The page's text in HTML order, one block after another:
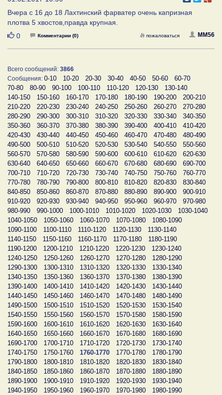
Вчера с 16 до 18 Лахтинский фарватер очень капризная
плотва 5 хвостов,правда крупная.
Нравится
0 Комментарии (0) MM56
пожаловаться
Всего сообщений: 3866
Сообщения: 0-10 10-20 20-30 30-40 40-50 50-60
60-70
70-80
80-90 90-100 100-110 110-120 120-130
130-140
140-150
150-160 160-170 170-180 180-190 190-200
200-210
210-220
220-230 230-240 240-250 250-260 260-270
270-280
280-290
290-300 300-310 310-320 320-330 330-340
340-350
350-360
360-370 370-380 380-390 390-400 400-410
410-420
420-430
430-440 440-450 450-460 460-470 470-480
480-490
490-500
500-510 510-520 520-530 530-540 540-550
550-560
560-570
570-580 580-590 590-600 600-610 610-620
620-630
630-640
640-650 650-660 660-670 670-680 680-690
690-700
700-710
710-720 720-730 730-740 740-750 750-760
760-770
770-780
780-790 790-800 800-810 810-820 820-830
830-840
840-850
850-860 860-870 870-880 880-890 890-900
900-910
910-920
920-930 930-940 940-950 950-960 960-970
970-980
980-990
990-1000 1000-1010 1010-1020 1020-1030
1030-1040
1040-1050
1050-1060 1060-1070 1070-1080
1080-1090
1090-1100
1100-1110 1110-1120 1120-1130
1130-1140
1140-1150
1150-1160 1160-1170 1170-1180
1180-1190
1190-1200
1200-1210 1210-1220 1220-1230
1230-1240
1240-1250
1250-1260 1260-1270 1270-1280
1280-1290
1290-1300
1300-1310 1310-1320 1320-1330
1330-1340
1340-1350
1350-1360 1360-1370 1370-1380
1380-1390
1390-1400
1400-1410 1410-1420 1420-1430
1430-1440
1440-1450
1450-1460 1460-1470 1470-1480
1480-1490
1490-1500
1500-1510 1510-1520 1520-1530
1530-1540
1540-1550
1550-1560 1560-1570 1570-1580
1580-1590
1590-1600
1600-1610 1610-1620 1620-1630
1630-1640
1640-1650
1650-1660 1660-1670 1670-1680
1680-1690
1690-1700
1700-1710 1710-1720 1720-1730
1730-1740
1740-1750
1750-1760 1760-1770 1770-1780
1780-1790
1790-1800
1800-1810 1810-1820 1820-1830
1830-1840
1840-1850
1850-1860 1860-1870 1870-1880
1880-1890
1890-1900
1900-1910 1910-1920 1920-1930
1930-1940
1940-1950
1950-1960 1960-1970 1970-1980
1980-1990